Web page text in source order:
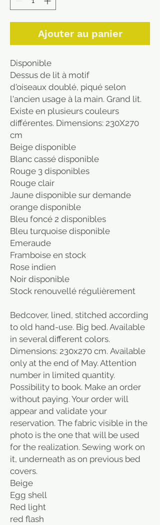
Ajouter au panier
Disponible
Dessus de lit à motif
d'oiseaux doublé, piqué selon
l'ancien usage à la main. Grand lit.
Existe en plusieurs couleurs
différentes. Dimensions: 230X270
cm
Beige disponible
Blanc cassé disponible
Rouge 3 disponibles
Rouge clair
Jaune disponible sur demande
orange disponible
Bleu foncé 2 disponibles
Bleu turquoise disponible
Emeraude
Framboise en stock
Rose indien
Noir disponible
Stock renouvellé régulièrement
Bedcover, lined, stitched according
to old hand-use. Big bed. Available
in several different colors.
Dimensions: 230x270 cm. Available
only at the end of May. Attention
number in limited quantity.
Possibility to book. Make an order
without paying. Your order will
appear and validate your
reservation. The fabric visible in the
photo is the one that will be used
for the realization. Sewing work on
it, underneath as on previous bed
covers.
Beige
Egg shell
Red light
red flash